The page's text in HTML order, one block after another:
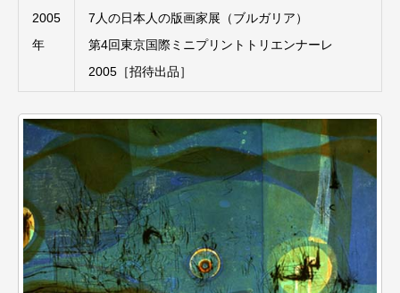
2005
年
7人の日本人の版画家展（ブルガリア）
第4回東京国際ミニプリントトリエンナーレ
2005［招待出品］